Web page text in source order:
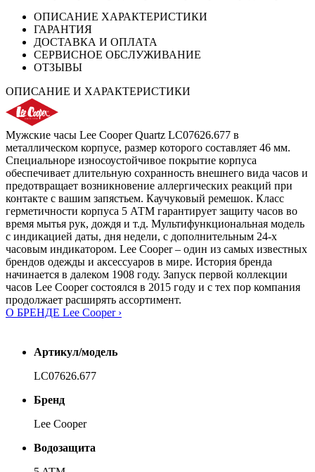
ОПИСАНИЕ ХАРАКТЕРИСТИКИ
ГАРАНТИЯ
ДОСТАВКА И ОПЛАТА
СЕРВИСНОЕ ОБСЛУЖИВАНИЕ
ОТЗЫВЫ
ОПИСАНИЕ И ХАРАКТЕРИСТИКИ
Мужские часы Lee Cooper Quartz LC07626.677 в
металлическом корпусе, размер которого составляет 46 мм.
Специальноре износоустойчивое покрытие корпуса
обеспечивает длительную сохранность внешнего вида часов и
предотвращает возникновение аллергических реакций при
контакте с вашим запястьем. Каучуковый ремешок. Класс
герметичности корпуса 5 АТМ гарантирует защиту часов во
время мытья рук, дождя и т.д. Мультифункциональная модель
с индикацией даты, дня недели, с дополнительным 24-х
часовым индикатором. Lee Cooper – один из самых известных
брендов одежды и аксессуаров в мире. История бренда
начинается в далеком 1908 году. Запуск первой коллекции
часов Lee Cooper состоялся в 2015 году и с тех пор компания
продолжает расширять ассортимент.
О БРЕНДЕ Lee Cooper ›
Артикул/модель
LC07626.677
Бренд
Lee Cooper
Водозащита